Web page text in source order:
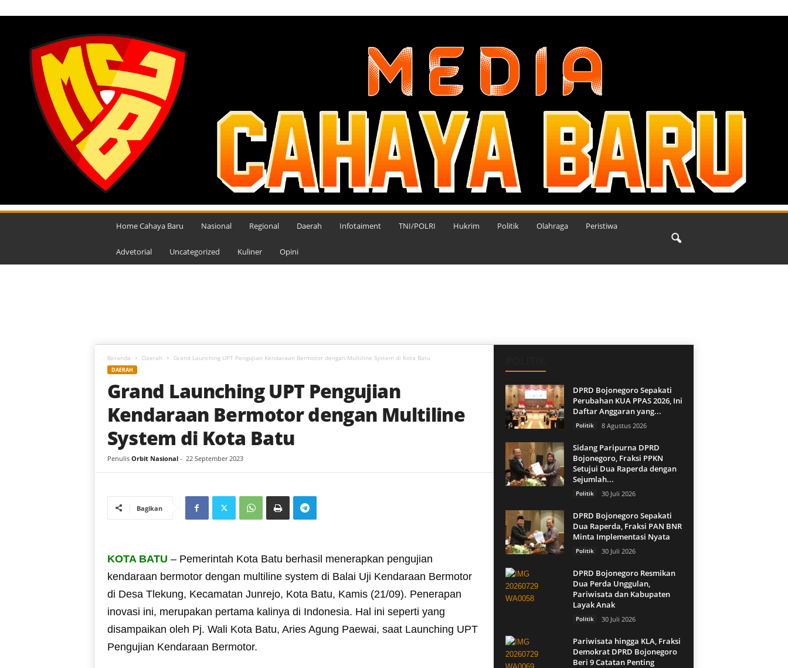
M
Home Cahaya Baru Nasional Regional Daerah Infotaiment TNI/POLRI Hukrim Politik Olahraga Peristiwa
Advetorial Uncategorized Kuliner Opini
Beranda Daerah Grand Launching UPT Pengujian Kendaraan Bermotor dengan Multiline System di Kota Batu
DAERAH
Grand Launching UPT Pengujian
Kendaraan Bermotor dengan Multiline
System di Kota Batu
Penulis Orbit Nasional- 22 September 2023
Bagikan
KOTA BATU – Pemerintah Kota Batu berhasil menerapkan pengujian
kendaraan bermotor dengan multiline system di Balai Uji Kendaraan Bermotor
di Desa Tlekung, Kecamatan Junrejo, Kota Batu, Kamis (21/09). Penerapan
inovasi ini, merupakan pertama kalinya di Indonesia. Hal ini seperti yang
disampaikan oleh Pj. Wali Kota Batu, Aries Agung Paewai, saat Launching UPT
Pengujian Kendaraan Bermotor.
DPRD Bojonegoro Sepakati
Perubahan KUA PPAS 2026, Ini
Daftar Anggaran yang...
Politik 8 Agustus 2026
Sidang Paripurna DPRD
Bojonegoro, Fraksi PPKN
Setujui Dua Raperda dengan
Sejumlah...
Politik 30 Juli 2026
DPRD Bojonegoro Sepakati
Dua Raperda, Fraksi PAN BNR
Minta Implementasi Nyata
Politik 30 Juli 2026
DPRD Bojonegoro Resmikan
Dua Perda Unggulan,
Pariwisata dan Kabupaten
Layak Anak
Politik 30 Juli 2026
Pariwisata hingga KLA, Fraksi
Demokrat DPRD Bojonegoro
Beri 9 Catatan Penting